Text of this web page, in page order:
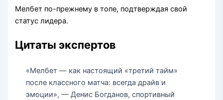
Мелбет по-прежнему в топе, подтверждая свой
статус лидера.
Цитаты экспертов
«Мелбет — как настоящий «третий тайм»
после классного матча: всегда драйв и
эмоции», — Денис Богданов, спортивный